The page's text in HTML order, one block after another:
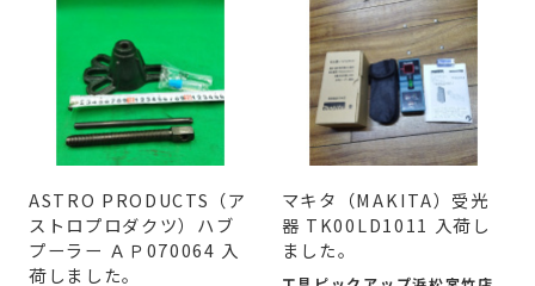
ASTRO PRODUCTS（ア
ストロプロダクツ）ハブ
プーラー ＡＰ070064 入
荷しました。
マキタ（MAKITA）受光
器 TK00LD1011 入荷し
ました。